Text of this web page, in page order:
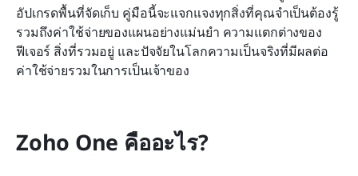
อัปเกรดพื้นที่จัดเก็บ คู่มือนี้จะแจกแจงทุกสิ่งที่คุณจำเป็นต้องรู้
รวมถึงค่าใช้จ่ายของแผนอย่างแม่นยำ ความแตกต่างของ
ฟีเจอร์ สิ่งที่รวมอยู่ และปัจจัยในโลกความเป็นจริงที่มีผลต่อ
ค่าใช้จ่ายรวมในการเป็นเจ้าของ
Zoho One คืออะไร?
Lark เทียบกับ Zoho One: ตารางเปรียบเทียบ
บทสรุป